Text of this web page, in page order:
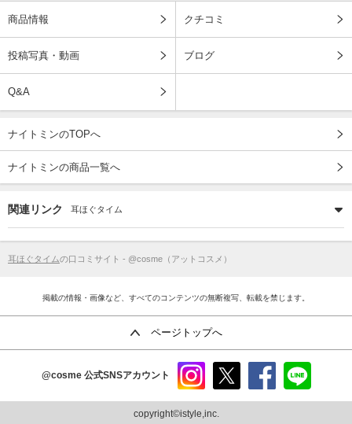
商品情報 クチコミ
投稿写真・動画 ブログ
Q&A
ナイトミンのTOPへ
ナイトミンの商品一覧へ
関連リンク 耳ほぐタイム
耳ほぐタイムの口コミサイト - @cosme（アットコスメ）
掲載の情報・画像など、すべてのコンテンツの無断複写、転載を禁じます。
ページトップへ
@cosme 公式SNSアカウント
ram
copyright©istyle,inc.